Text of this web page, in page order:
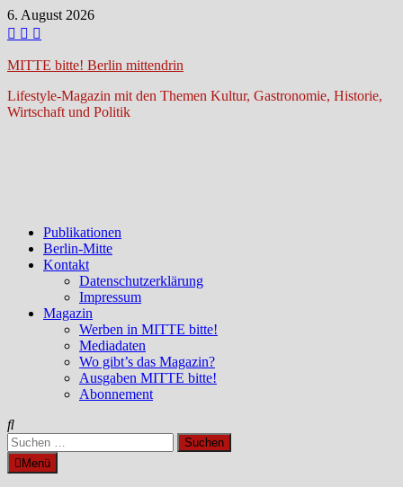
Zum
Inhalt
6. August 2026
MITTE bitte! Berlin mittendrin
Lifestyle-Magazin mit den Themen Kultur, Gastronomie, Historie,
Wirtschaft und Politik
Publikationen
Berlin-Mitte
Kontakt
Datenschutzerklärung
Impressum
Magazin
Werben in MITTE bitte!
Mediadaten
Wo gibt’s das Magazin?
Ausgaben MITTE bitte!
Abonnement
Suchen
nach:Menü